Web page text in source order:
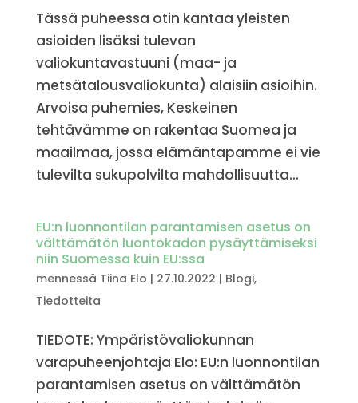
Tässä puheessa otin kantaa yleisten
asioiden lisäksi tulevan
valiokuntavastuuni (maa- ja
metsätalousvaliokunta) alaisiin asioihin.
Arvoisa puhemies, Keskeinen
tehtävämme on rakentaa Suomea ja
maailmaa, jossa elämäntapamme ei vie
tulevilta sukupolvilta mahdollisuutta...
EU:n luonnontilan parantamisen asetus on
välttämätön luontokadon pysäyttämiseksi
niin Suomessa kuin EU:ssa
mennessä Tiina Elo | 27.10.2022 | Blogi,
Tiedotteita
TIEDOTE: Ympäristövaliokunnan
varapuheenjohtaja Elo: EU:n luonnontilan
parantamisen asetus on välttämätön